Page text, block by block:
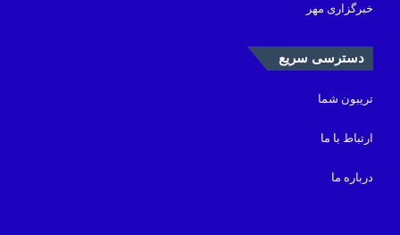
خبرگزاری مهر
دسترسی سریع
تریبون شما
ارتباط با ما
درباره ما